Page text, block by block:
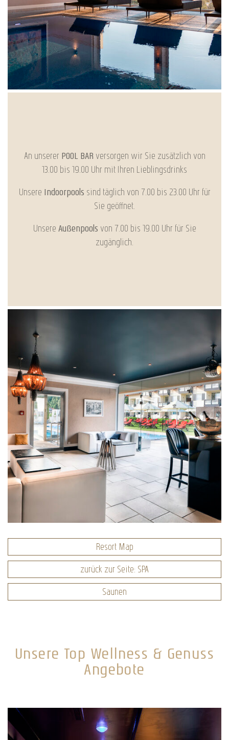
An unserer POOL BAR versorgen wir Sie zusätzlich von
13.00 bis 19.00 Uhr mit Ihren Lieblingsdrinks
Unsere Indoorpools sind täglich von 7.00 bis 23.00 Uhr für
Sie geöffnet.
Unsere Außenpools von 7.00 bis 19.00 Uhr für Sie
zugänglich.
Resort Map
zurück zur Seite: SPA
Saunen
Unsere Top Wellness & Genuss
Angebote